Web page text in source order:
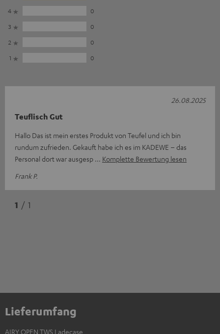
4
0
3
0
2
0
1
0
Teuflisch Gut
Hallo Das ist mein erstes Produkt von Teufel und ich bin
rundum zufrieden. Gekauft habe ich es im KADEWE – das
Personal dort war ausgesp
Komplette Bewertung lesen
Frank P.
26.08.2025
1 / 1
Lieferumfang
AIRY OPEN TWS Ladecase